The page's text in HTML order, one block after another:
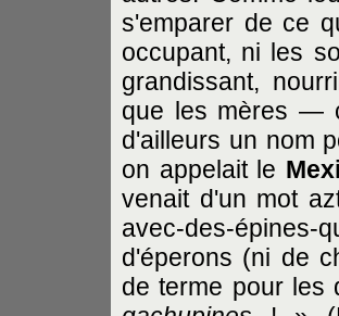
s'emparer de ce
occupant, ni les
grandissant,
que les mères —
d'ailleurs un nom
on appelait le
venait d'un mot
avec-des-
d'éperons (ni de
de terme pour